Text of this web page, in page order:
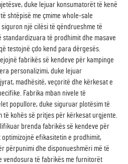
duke lejuar konsumatorët të kenë
shtëpisë me çmime whole-sale
një cilësi të qëndrueshme të
të prodhimit dhe masave
testojnë çdo kend para dërgesës.
fabrikës së kendeve për kampinge
personalizimi, duke lejuar
madhësitë, veçoritë dhe kërkesat e
Fabrika mban nivele të
popullore, duke siguruar plotësim të
kohës së pritjes për kërkesat urgjente.
brenda fabrikës së kendeve për
efikasitetin e prodhimit,
përpunimi dhe disponueshmëri më të
vendosura të fabrikës me furnitorët